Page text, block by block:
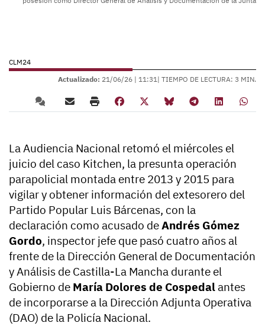
CLM24
Actualizado: 21/06/26 | 11:31| TIEMPO DE LECTURA: 3 MIN.
La Audiencia Nacional retomó el miércoles el
juicio del caso Kitchen, la presunta operación
parapolicial montada entre 2013 y 2015 para
vigilar y obtener información del extesorero del
Partido Popular Luis Bárcenas, con la
declaración como acusado deAndrés Gómez
Gordo, inspector jefe que pasó cuatro años al
frente de la Dirección General de Documentación
y Análisis de Castilla-La Mancha durante el
Gobierno de María Dolores de Cospedalantes
de incorporarse a la Dirección Adjunta Operativa
(DAO) de la Policía Nacional.